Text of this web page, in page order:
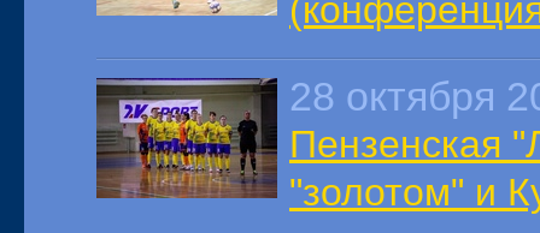
28 октября
Пензенская
"золотом" и